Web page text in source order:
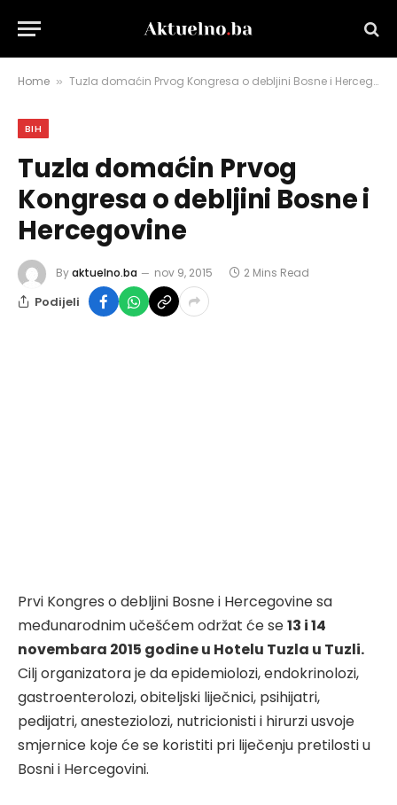
Home » Tuzla domaćin Prvog Kongresa o debljini Bosne i Hercegovine
BIH
Tuzla domaćin Prvog
Kongresa o debljini Bosne i
Hercegovine
Byaktuelno.ba nov 9, 2015 2 Mins Read
Podijeli
Prvi Kongres o debljini Bosne i Hercegovine sa
međunarodnim učešćem održat će se13 i 14
novembara 2015 godine u Hotelu Tuzla u Tuzli.
Cilj organizatora je da epidemiolozi, endokrinolozi,
gastroenterolozi, obiteljski liječnici, psihijatri,
pedijatri, anesteziolozi, nutricionisti i hirurzi usvoje
smjernice koje će se koristiti pri liječenju pretilosti u
Bosni i Hercegovini.